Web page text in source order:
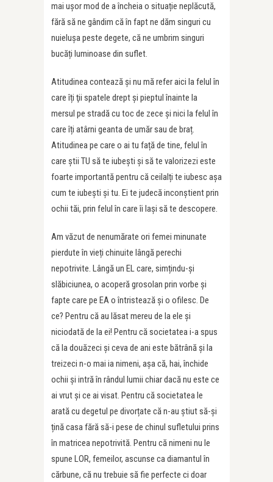
mai ușor mod de a încheia o situație neplăcută,
fără să ne gândim că în fapt ne dăm singuri cu
nuielușa peste degete, că ne umbrim singuri
bucăți luminoase din suflet.
Atitudinea contează și nu mă refer aici la felul în
care îți ţii spatele drept și pieptul înainte la
mersul pe stradă cu toc de zece și nici la felul în
care îți atârni geanta de umăr sau de braț.
Atitudinea pe care o ai tu față de tine, felul în
care știi TU să te iubești și să te valorizezi este
foarte importantă pentru că ceilalți te iubesc așa
cum te iubești și tu. Ei te judecă inconștient prin
ochii tăi, prin felul în care îi lași să te descopere.
Am văzut de nenumărate ori femei minunate
pierdute în vieți chinuite lângă perechi
nepotrivite. Lângă un EL care, simțindu-și
slăbiciunea, o acoperă grosolan prin vorbe și
fapte care pe EA o întristează și o ofilesc. De
ce? Pentru că au lăsat mereu de la ele și
niciodată de la ei! Pentru că societatea i-a spus
că la douăzeci și ceva de ani este bătrână și la
treizeci n-o mai ia nimeni, așa că, hai, închide
ochii și intră în rândul lumii chiar dacă nu este ce
ai vrut și ce ai visat. Pentru că societatea le
arată cu degetul pe divorțate că n-au știut să-și
țină casa fără să-i pese de chinul sufletului prins
în matricea nepotrivită. Pentru că nimeni nu le
spune LOR, femeilor, ascunse ca diamantul în
cărbune, că nu trebuie să fie perfecte ci doar